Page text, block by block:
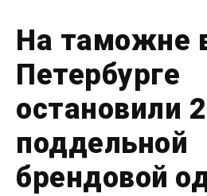
На таможне
Петербурге
остановили
поддельной
брендовой